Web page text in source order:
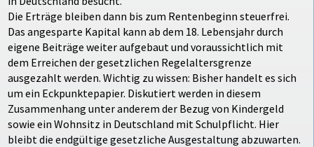
Die Erträge bleiben dann bis zum Rentenbeginn steuerfrei.
Das angesparte Kapital kann ab dem 18. Lebensjahr durch
eigene Beiträge weiter aufgebaut und voraussichtlich mit
dem Erreichen der gesetzlichen Regelaltersgrenze
ausgezahlt werden. Wichtig zu wissen: Bisher handelt es sich
um ein Eckpunktepapier. Diskutiert werden in diesem
Zusammenhang unter anderem der Bezug von Kindergeld
sowie ein Wohnsitz in Deutschland mit Schulpflicht. Hier
bleibt die endgültige gesetzliche Ausgestaltung abzuwarten.